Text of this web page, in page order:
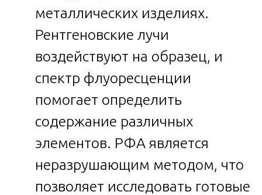
металлических изделиях.
Рентгеновские лучи
воздействуют на образец, и
спектр флуоресценции
помогает определить
содержание различных
элементов. РФА является
неразрушающим методом, что
позволяет исследовать готовые